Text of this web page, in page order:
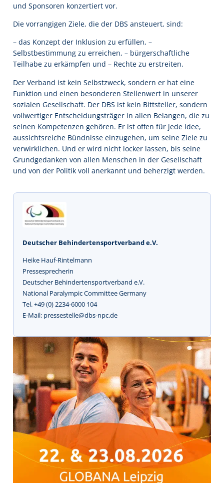
und Sponsoren konzertiert vor.
Die vorrangigen Ziele, die der DBS ansteuert, sind:
– das Konzept der Inklusion zu erfüllen, –
Selbstbestimmung zu erreichen, – bürgerschaftliche
Teilhabe zu erkämpfen und – Rechte zu erstreiten.
Der Verband ist kein Selbstzweck, sondern er hat eine
Funktion und einen besonderen Stellenwert in unserer
sozialen Gesellschaft. Der DBS ist kein Bittsteller, sondern
vollwertiger Entscheidungsträger in allen Belangen, die zu
seinen Kompetenzen gehören. Er ist offen für jede Idee,
aussichtsreiche Bündnisse einzugehen, um seine Ziele zu
verwirklichen. Und er wird nicht locker lassen, bis seine
Grundgedanken von allen Menschen in der Gesellschaft
und von der Politik voll anerkannt und beherzigt werden.
Deutscher Behindertensportverband e.V.
Heike Hauf-Rintelmann
Pressesprecherin
Deutscher Behindertensportverband e.V.
National Paralympic Committee Germany
Tel. +49 (0) 2234-6000 104
E-Mail: pressestelle@dbs-npc.de